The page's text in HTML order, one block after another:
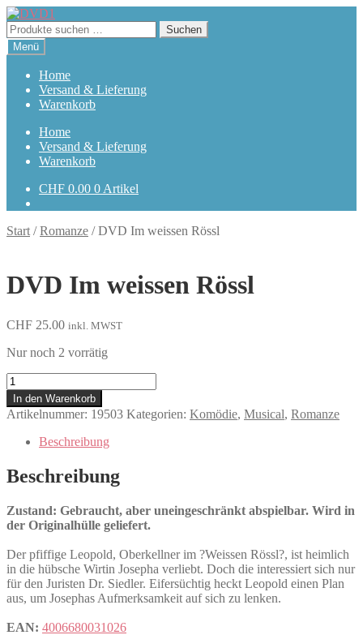
Zur
Navigation
springen
Zum
Inhalt
springen
Suchen
nach:
Suchen
Menü
Home
Versand & Lieferung
Warenkorb
Home
Versand & Lieferung
Warenkorb
CHF 0.00 0 Artikel
Start /Romanze /DVD Im weissen Rössl
DVD Im weissen Rössl
CHF 25.00 inkl. MWST
Nur noch 2 vorrätig
Im
weissen
Rössl
Menge
In den Warenkorb
Artikelnummer: 19503 Kategorien: Komödie, Musical, Romanze
Beschreibung
Beschreibung
Zustand: Gebraucht, aber uneingeschränkt abspielbar. Wird in
der Originalhülle geliefert.
Der pfiffige Leopold, Oberkellner im ?Weissen Rössl?, ist heimlich
in die hübsche Wirtin Josepha verliebt. Doch die interessiert sich nur
für den Juristen Dr. Siedler. Eifersüchtig heckt Leopold einen Plan
aus, um Josephas Aufmerksamkeit auf sich zu lenken.
EAN: 4006680031026